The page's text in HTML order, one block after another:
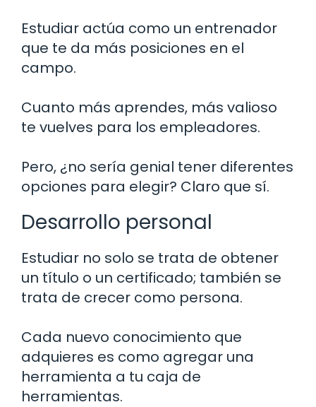
Estudiar actúa como un entrenador
que te da más posiciones en el
campo.
Cuanto más aprendes, más valioso
te vuelves para los empleadores.
Pero, ¿no sería genial tener diferentes
opciones para elegir? Claro que sí.
Desarrollo personal
Estudiar no solo se trata de obtener
un título o un certificado; también se
trata de crecer como persona.
Cada nuevo conocimiento que
adquieres es como agregar una
herramienta a tu caja de
herramientas.